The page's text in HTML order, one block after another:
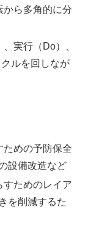
から多角的に分
実行（Do）、
ルを回しなが
ための予防保全
設備改造など
すためのレイア
を削減するた